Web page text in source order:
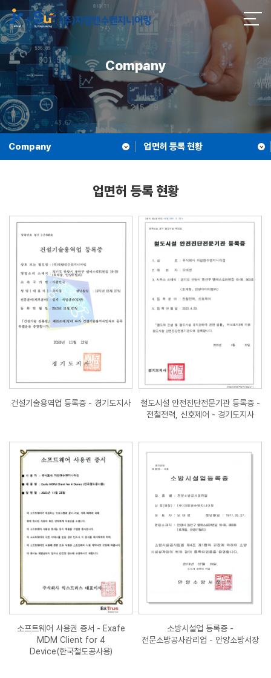
Company
Company 업면허 등록 현황
업면허 등록 현황
건설기술용역업 등록증 - 경기도지사
철도시설 안전진단전문기관 등록증 -
전철전력, 신호제어 - 경기도지사
소프트웨어 사용권 증서 - Exafe
MDM Client for 4
Device(한국철도공사용)
소방시설업 등록증 -
전문소방공사감리업 - 안양소방서장